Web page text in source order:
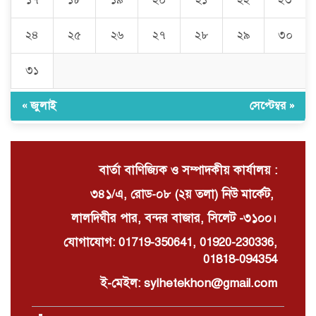
La PlayBun AI maneja prompts
complejos con facilidad: La
herramienta definitiva
ও যৌক্তিক সংস্কারের দাবিতে সমাবেশ
২৪ ২৫ ২৬ ২৭ ২৮ ২৯ ৩০
৩১
« জুলাই সেপ্টেম্বর »
বার্তা বাণিজ্যিক ও সম্পাদকীয় কার্যালয় :
৩৪১/এ, রোড-০৮ (২য় তলা) নিউ মার্কেট,
লালদিঘীর পার, বন্দর বাজার, সিলেট -৩১০০।
যোগাযোগ: 01719-350641, 01920-230336,
01818-094354
ই-মেইল: sylhetekhon@gmail.com